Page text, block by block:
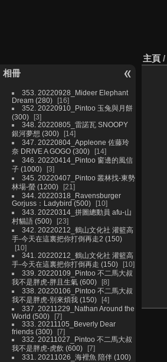
相冊
353. 20220928_Mideer Elephant
Dream (280)
16
352. 20220910_Pintoo 玉兔與月餅
(300)
3
348. 20220805_雷諾瓦 SNOOPY
銀河夢想 (300)
14
347. 20220804_Appleone 佐藤玲
奈 DRIVE A GOGO (300)
14
346. 20220414_Pintoo 窗邊的風信
子 (1000)
3
345. 20220407_Pintoo 叢林找-東勢
林場-螢 (1200)
21
344. 20220318_Ravensburger
Gorjuss：Ladybird (500)
10
343. 20220314_拼圖總動員 afu-山
村貓語 (500)
23
342. 20220212_鶴山文化社 灌籃高
手-今天在這裏把你打倒再走2 (150)
10
341. 20220212_鶴山文化社 灌籃高
手-今天在這裏把你打倒再走 (150)
10
339. 20220109_Pintoo 不二馬大叔
我不是胖虎-胖且生氣 (600)
8
338. 20220106_Pintoo 不二馬大叔
我不是胖虎-別來煩我 (150)
4
337. 20211229_Nathan Around the
World (500)
7
333. 20211105_Beverly Dear
friends (300)
7
332. 20211027_Pintoo 不二馬大叔
我不是胖虎-虎飲 (600)
7
331. 20211026_海裡魚 陪伴 (100)
主頁 /